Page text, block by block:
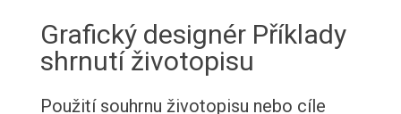
Grafický designér Příklady
shrnutí životopisu
Použití souhrnu životopisu nebo cíle